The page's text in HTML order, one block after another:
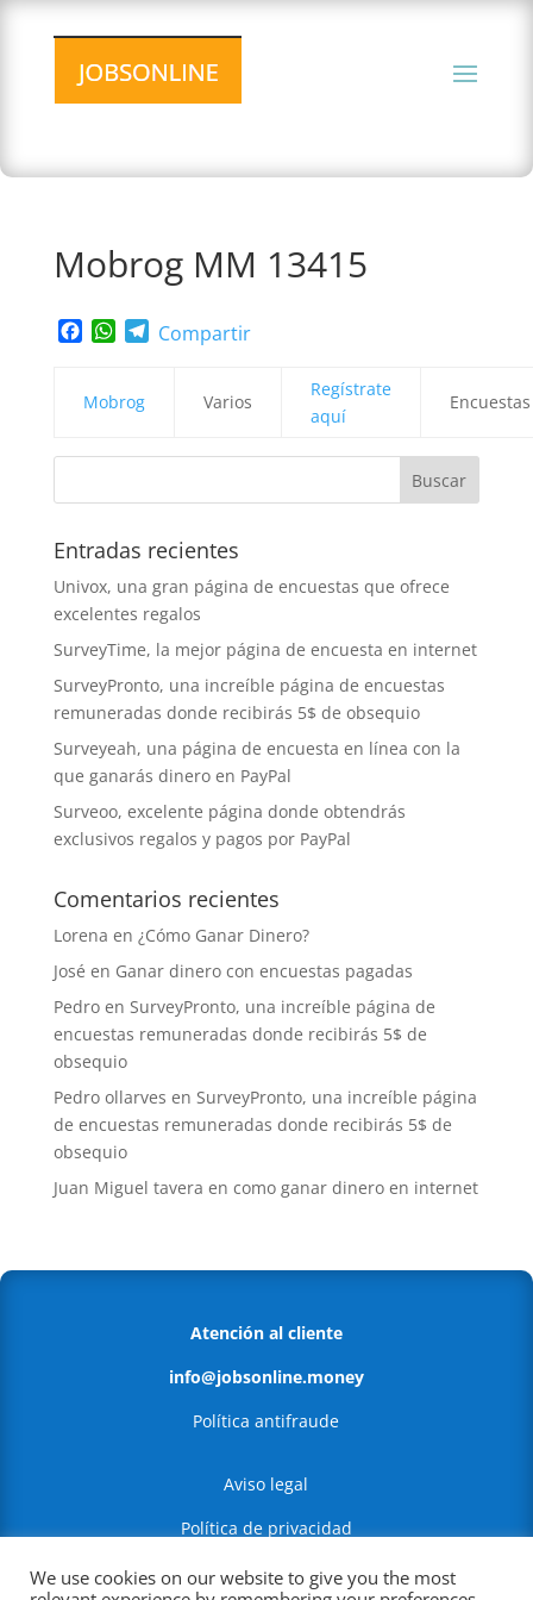
Mobrog MM 13415
Facebook
WhatsApp
Telegram
Compartir
Mobrog Varios
Regístrate
aquí
Encuestas
Entradas recientes
Univox, una gran página de encuestas que ofrece
excelentes regalos
SurveyTime, la mejor página de encuesta en internet
SurveyPronto, una increíble página de encuestas
remuneradas donde recibirás 5$ de obsequio
Surveyeah, una página de encuesta en línea con la
que ganarás dinero en PayPal
Surveoo, excelente página donde obtendrás
exclusivos regalos y pagos por PayPal
Comentarios recientes
Lorena en ¿Cómo Ganar Dinero?
José en Ganar dinero con encuestas pagadas
Pedroen SurveyPronto, una increíble página de
encuestas remuneradas donde recibirás 5$ de
obsequio
Pedro ollarves en SurveyPronto, una increíble página
de encuestas remuneradas donde recibirás 5$ de
obsequio
Juan Miguel tavera en como ganar dinero en internet
Atención al cliente
info@jobsonline.money
Política antifraude
Aviso legal
Política de privacidad
Política de Cookies
We use cookies on our website to give you the most